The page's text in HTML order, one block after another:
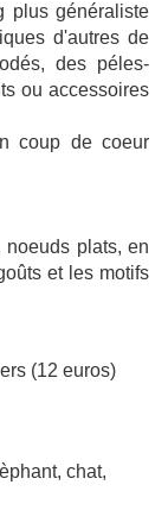
plus généraliste
d'autres de
des péles-
ou accessoires
coup de coeur
noeuds plats, en
et les motifs
(12 euros)
chat,